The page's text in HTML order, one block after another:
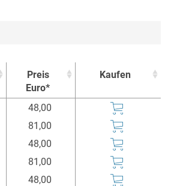
Preis
Euro*
Kaufen
Preis
Kaufen
48,00
81,00
48,00
81,00
48,00